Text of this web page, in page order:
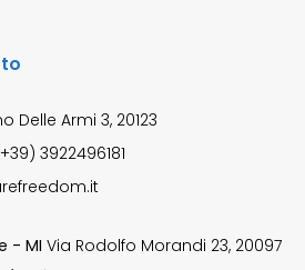
Delle Armi 3, 20123
3922496181
- MI Via Rodolfo Morandi 23, 20097